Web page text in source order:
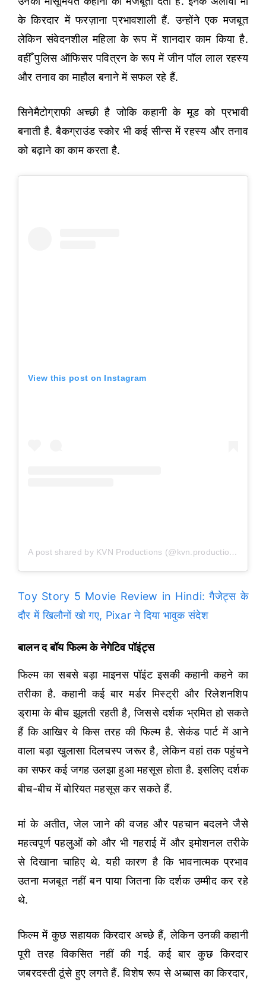
के किरदार में फरज़ाना प्रभावशाली हैं. उन्होंने एक मजबूत
लेकिन संवेदनशील महिला के रूप में शानदार काम किया है.
वहीँ पुलिस ऑफिसर पवित्रन के रूप में जीन पॉल लाल रहस्य
और तनाव का माहौल बनाने में सफल रहे हैं.
सिनेमैटोग्राफी अच्छी है जोकि कहानी के मूड को प्रभावी
बनाती है. बैकग्राउंड स्कोर भी कई सीन्स में रहस्य और तनाव
को बढ़ाने का काम करता है.
View this post on Instagram
A post shared by KVN Productions (@kvn.productions)
Toy Story 5 Movie Review in Hindi: गैजेट्स के
दौर में खिलौनों खो गए, Pixar ने दिया भावुक संदेश
बालन द बॉय फिल्म के नेगेटिव पॉइंट्स
फिल्म का सबसे बड़ा माइनस पॉइंट इसकी कहानी कहने का
तरीका है. कहानी कई बार मर्डर मिस्ट्री और रिलेशनशिप
ड्रामा के बीच झूलती रहती है, जिससे दर्शक भ्रमित हो सकते
हैं कि आखिर ये किस तरह की फिल्म है. सेकंड पार्ट में आने
वाला बड़ा खुलासा दिलचस्प जरूर है, लेकिन वहां तक पहुंचने
का सफर कई जगह उलझा हुआ महसूस होता है. इसलिए दर्शक
बीच-बीच में बोरियत महसूस कर सकते हैं.
मां के अतीत, जेल जाने की वजह और पहचान बदलने जैसे
महत्वपूर्ण पहलुओं को और भी गहराई में और इमोशनल तरीके
से दिखाना चाहिए थे. यही कारण है कि भावनात्मक प्रभाव
उतना मजबूत नहीं बन पाया जितना कि दर्शक उम्मीद कर रहे
थे.
फिल्म में कुछ सहायक किरदार अच्छे हैं, लेकिन उनकी कहानी
पूरी तरह विकसित नहीं की गई. कई बार कुछ किरदार
जबरदस्ती ठूंसे हुए लगते हैं. विशेष रूप से अब्बास का किरदार,